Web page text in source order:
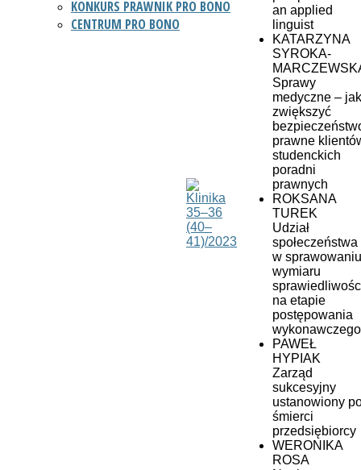
KONKURS PRAWNIK PRO BONO
CENTRUM PRO BONO
an applied
linguist
KATARZYNA
SYROKA-
Sprawy
medyczne – jak
zwiększyć
prawne
studenckich
poradni
prawnych
ROKSANA
TUREK
Udział
społeczeństwa
w sprawowaniu
wymiaru
na etapie
postępowania
wykonawczego
PAWEŁ
HYPIAK
Zarząd
sukcesyjny
ustanowiony
śmierci
przedsiębiorcy
WERONIKA
ROSA